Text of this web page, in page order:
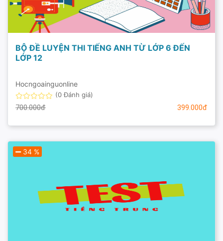
BỘ ĐỀ LUYỆN THI TIẾNG ANH TỪ LỚP 6 ĐẾN
LỚP 12
Hocngoainguonline
(0 Đánh giá)
700.000đ 399.000đ
34 %